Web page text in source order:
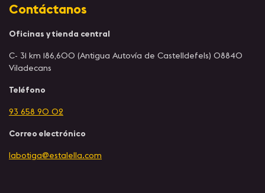
Contáctanos
Oficinas y tienda central
C- 31 km 186,600 (Antigua Autovía de Castelldefels) 08840
Viladecans
Teléfono
93 658 90 02
Correo electrónico
labotiga@estalella.com